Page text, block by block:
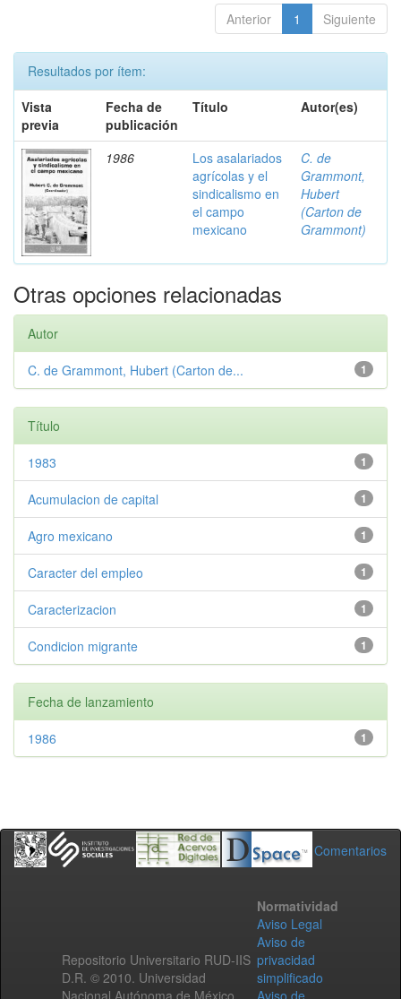
Anterior 1 Siguiente
Resultados por ítem:
Vista
previa
Fecha de
publicación
Título Autor(es)
1986
Los asalariados
agrícolas y el
sindicalismo en
el campo
mexicano
C. de
Grammont,
Hubert
(Carton de
Grammont)
Otras opciones relacionadas
Autor
1
C. de Grammont, Hubert (Carton de...
Título
1
1983
1
Acumulacion de capital
1
Agro mexicano
1
Caracter del empleo
1
Caracterizacion
1
Condicion migrante
Fecha de lanzamiento
1
1986
Comentarios
Repositorio Universitario RUD-IIS
D.R. © 2010. Universidad
Nacional Autónoma de México.
Normatividad
Aviso Legal
Aviso de
privacidad
simplificado
Aviso de